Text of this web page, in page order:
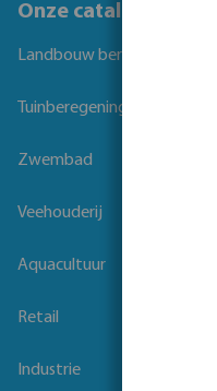
Onze catalogi
Landbouw beregening
Tuinberegening
Zwembad
Veehouderij
Aquacultuur
Retail
Industrie